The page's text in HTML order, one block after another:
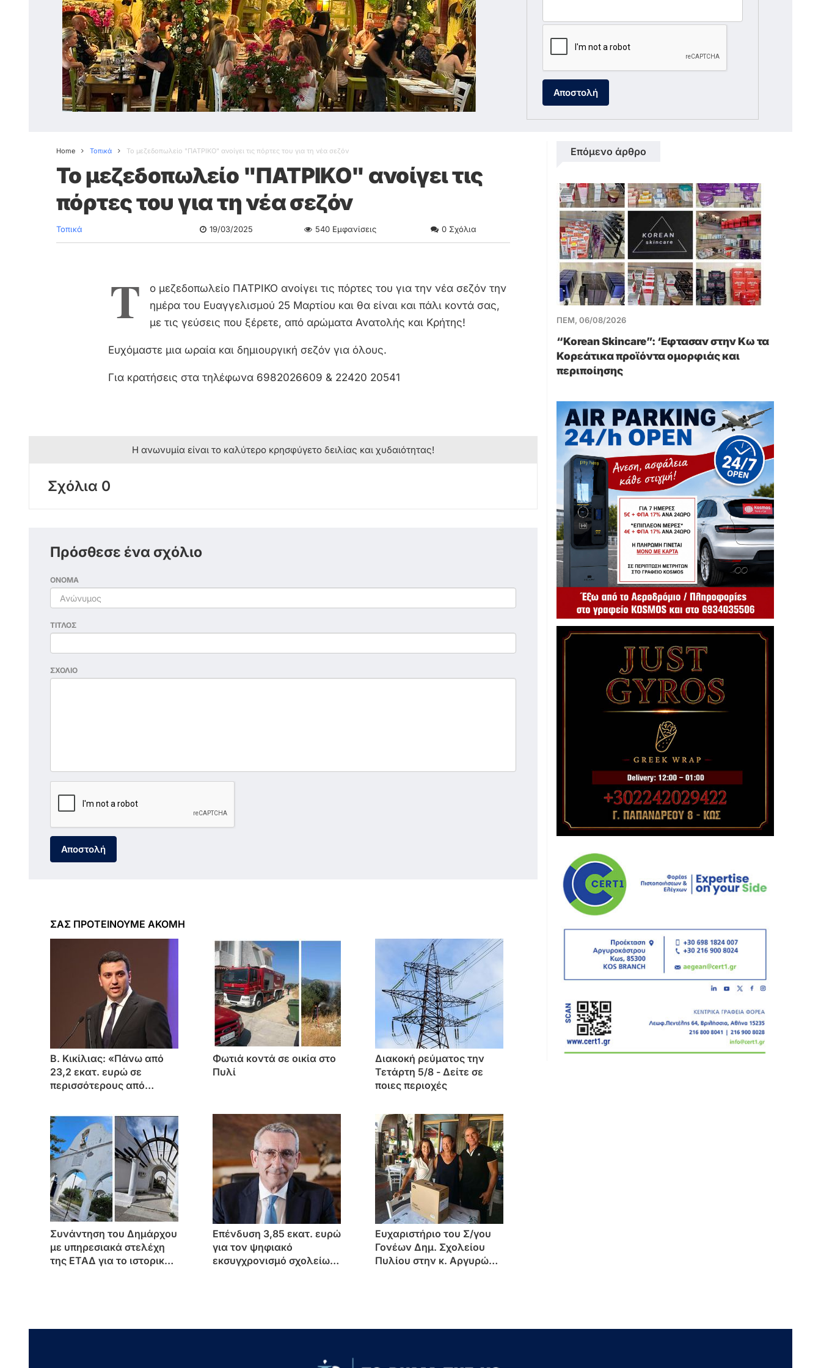
Αποστολή
Home Τοπικά Το μεζεδοπωλείο "ΠΑΤΡΙΚΟ" ανοίγει τις πόρτες του για τη νέα σεζόν
Το μεζεδοπωλείο "ΠΑΤΡΙΚΟ" ανοίγει τις
πόρτες του για τη νέα σεζόν
Τοπικά 19/03/2025 540Εμφανίσεις 0Σχόλια
Τ
ο μεζεδοπωλείο ΠΑΤΡΙΚΟ ανοίγει τις πόρτες του για την νέα σεζόν την
ημέρα του Ευαγγελισμού 25 Μαρτίου και θα είναι και πάλι κοντά σας,
με τις γεύσεις που ξέρετε, από αρώματα Ανατολής και Κρήτης!
Ευχόμαστε μια ωραία και δημιουργική σεζόν για όλους.
Για κρατήσεις στα τηλέφωνα 6982026609 & 22420 20541
Η ανωνυμία είναι το καλύτερο κρησφύγετο δειλίας και χυδαιότητας!
Σχόλια 0
Πρόσθεσε ένα σχόλιο
ΟΝΟΜΑ
ΤΙΤΛΟΣ
ΣΧΟΛΙΟ
Αποστολή
ΣΑΣ ΠΡΟΤΕΙΝΟΥΜΕ ΑΚΟΜΗ
Β. Κικίλιας: «Πάνω από
23,2 εκατ. ευρώ σε
περισσότερους από
του Μεταφορικού
Ισοδυνάμου»
Φωτιά κοντά σε οικία στο
Πυλί
Διακοκή ρεύματος την
Τετάρτη 5/8 - Δείτε σε
ποιες περιοχές
Συνάντηση του Δημάρχου
με υπηρεσιακά στελέχη
της ΕΤΑΔ για το ιστορικό
Επένδυση 3,85 εκατ. ευρώ
για τον ψηφιακό
εκσυγχρονισμό σχολείων
Ευχαριστήριο του Σ/γου
Γονέων Δημ. Σχολείου
Πυλίου στην κ. Αργυρώ
Επόμενο άρθρο
ΠΕΜ, 06/08/2026
“Korean Skincare”: ‘Εφτασαν στην Κω τα
Κορεάτικα προϊόντα ομορφιάς και
περιποίησης